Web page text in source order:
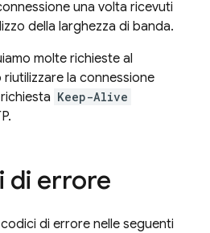
una volta ricevuti
della larghezza di banda.
molte richieste al
la connessione
Keep-Alive
di errore
codici di errore nelle seguenti